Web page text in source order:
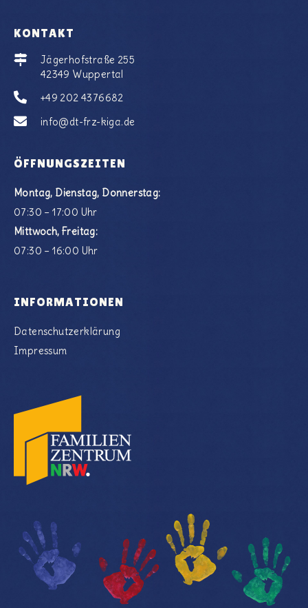
KONTAKT
Jägerhofstraße 255
42349 Wuppertal
+49 202 4376682
info@dt-frz-kiga.de
ÖFFNUNGSZEITEN
Montag, Dienstag, Donnerstag:
07:30 – 17:00 Uhr
Mittwoch, Freitag:
07:30 – 16:00 Uhr
INFORMATIONEN
Datenschutzerklärung
Impressum